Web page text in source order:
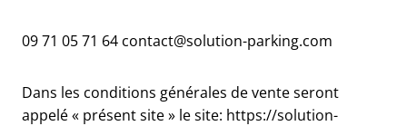
09 71 05 71 64 contact@solution-parking.com
Dans les conditions générales de vente seront
appelé « présent site » le site: https://solution-